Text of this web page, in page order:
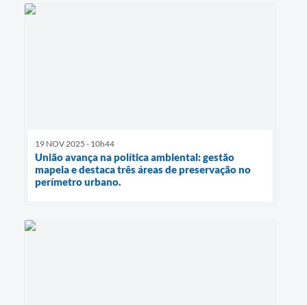
19 NOV 2025 - 10h44
União avança na política ambiental: gestão
mapeia e destaca três áreas de preservação no
perímetro urbano.